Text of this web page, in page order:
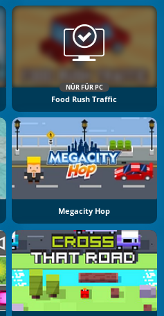
NÜR FÜR PC
Food Rush Traffic
Megacity Hop